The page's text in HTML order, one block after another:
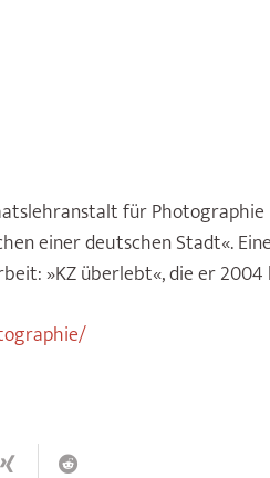
für
einer deutschen Stadt«.
»KZ überlebt«, die er